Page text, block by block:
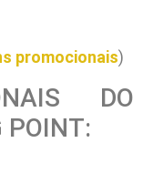
promocionais)
DO
POINT: